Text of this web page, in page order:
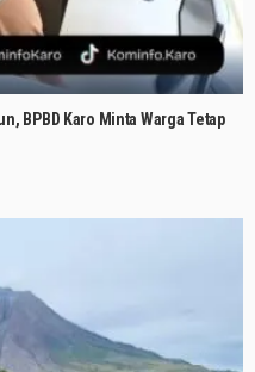
BPBD Karo Minta Warga Tetap